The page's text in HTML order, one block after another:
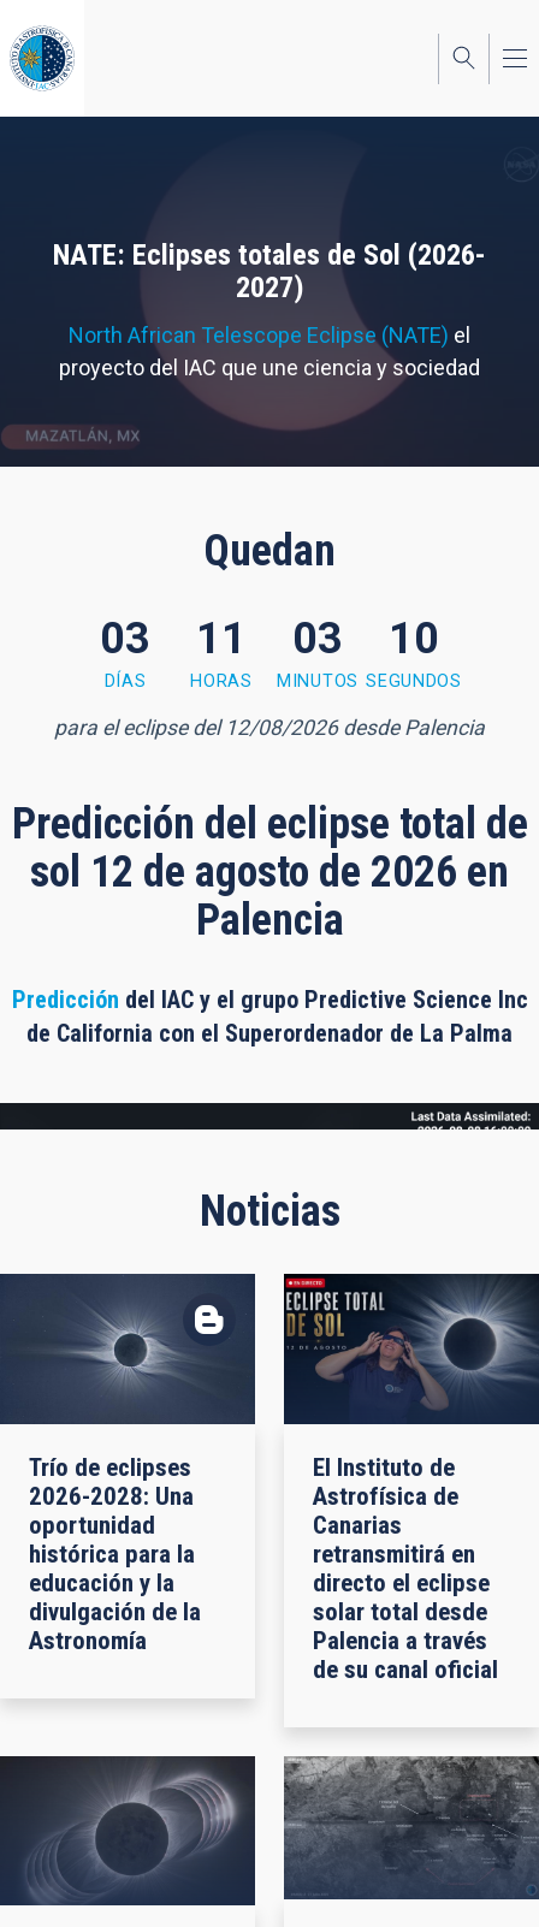
al
contenido
principal
NATE: Eclipses totales de Sol (2026-
2027)
North African Telescope Eclipse (NATE) el
proyecto del IAC que une ciencia y sociedad
Quedan
9 seconds
03
DÍAS
11
HORAS
03
MINUTOS
09
SEGUNDOS
para el eclipse del 12/08/2026 desde Palencia
Predicción del eclipse total de
sol 12 de agosto de 2026 en
Palencia
Predicción del IAC y el grupo Predictive Science Inc
de California con el Superordenador de La Palma
Noticias
Trío de eclipses
2026-2028: Una
oportunidad
histórica para la
educación y la
divulgación de la
Astronomía
El Instituto de
Astrofísica de
Canarias
retransmitirá en
directo el eclipse
solar total desde
Palencia a través
de su canal oficial